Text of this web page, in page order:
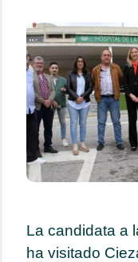
La candidata a
ha visitado